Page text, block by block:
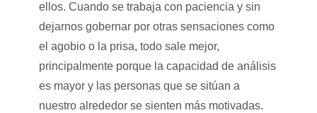
ellos. Cuando se trabaja con paciencia y sin
dejarnos gobernar por otras sensaciones como
el agobio o la prisa, todo sale mejor,
principalmente porque la capacidad de análisis
es mayor y las personas que se sitúan a
nuestro alrededor se sienten más motivadas.